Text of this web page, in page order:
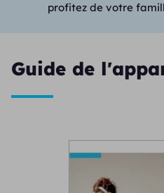
profitez de votre
Guide de